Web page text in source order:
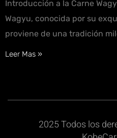
Introducción a la Carne
Wagyu, conocida por su
proviene de una tradición
Leer Mas »
2025 Todos los